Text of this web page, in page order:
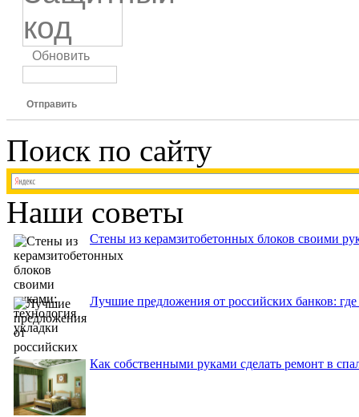
Обновить
Отправить
Поиск по сайту
Наши советы
Стены из керамзитобетонных блоков своими
Лучшие предложения от российских банков:
Как собственными руками сделать ремонт в